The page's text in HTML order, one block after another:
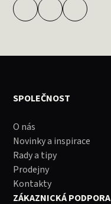
SPOLEČNOST
O nás
Novinky a inspirace
Rady a tipy
Prodejny
Kontakty
ZÁKAZNICKÁ PODPORA